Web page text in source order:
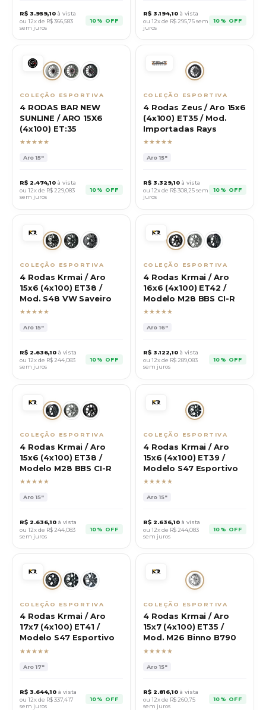
R$ 3.959,10 à vista
ou 12x de R$366,583
sem juros
10% OFF
R$ 3.194,10 à vista
ou 12x de R$ 295,75sem
juros
10% OFF
COLEÇÃO ESPORTIVA
4 RODAS BAR NEW
SUNLINE / ARO 15X6
(4x100) ET:35
★★★★★
Aro15"
R$ 2.474,10 à vista
ou 12x de R$229,083
sem juros
10% OFF
COLEÇÃO ESPORTIVA
4 Rodas Zeus / Aro 15x6
(4x100) ET35 / Mod.
Importadas Rays
★★★★★
Aro15"
R$ 3.329,10 à vista
ou 12x de R$308,25sem
juros
10% OFF
COLEÇÃO ESPORTIVA
4 Rodas Krmai / Aro
15x6 (4x100) ET38 /
Mod. S48 VW Saveiro
★★★★★
Aro15"
R$ 2.636,10 à vista
ou 12x de R$ 244,083
sem juros
10% OFF
COLEÇÃO ESPORTIVA
4 Rodas Krmai / Aro
16x6 (4x100) ET42 /
Modelo M28 BBS CI-R
★★★★★
Aro16"
R$ 3.122,10 à vista
ou 12x de R$ 289,083
sem juros
10% OFF
COLEÇÃO ESPORTIVA
4 Rodas Krmai / Aro
15x6 (4x100) ET38 /
Modelo M28 BBS CI-R
★★★★★
Aro15"
R$ 2.636,10 à vista
ou 12x de R$ 244,083
sem juros
10% OFF
COLEÇÃO ESPORTIVA
4 Rodas Krmai / Aro
15x6 (4x100) ET39 /
Modelo S47 Esportivo
★★★★★
Aro15"
R$ 2.636,10 à vista
ou 12x de R$ 244,083
sem juros
10% OFF
COLEÇÃO ESPORTIVA
4 Rodas Krmai / Aro
17x7 (4x100) ET41 /
Modelo S47 Esportivo
★★★★★
Aro17"
R$ 3.644,10 à vista
ou 12x de R$337,417
sem juros
10% OFF
COLEÇÃO ESPORTIVA
4 Rodas Krmai / Aro
15x7 (4x100) ET35 /
Mod. M26 Binno B790
★★★★★
Aro15"
R$ 2.816,10 à vista
ou 12x de R$ 260,75
sem juros
10% OFF